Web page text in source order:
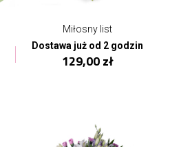
Miłosny list
Dostawa już od 2 godzin
129,00 zł